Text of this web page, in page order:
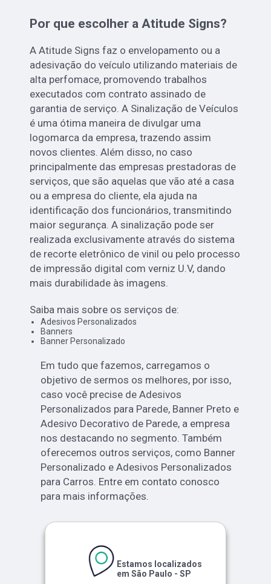
Por que escolher a Atitude Signs?
A Atitude Signs faz o envelopamento ou a
adesivação do veículo utilizando materiais de
alta perfomace, promovendo trabalhos
executados com contrato assinado de
garantia de serviço. A Sinalização de Veículos
é uma ótima maneira de divulgar uma
logomarca da empresa, trazendo assim
novos clientes. Além disso, no caso
principalmente das empresas prestadoras de
serviços, que são aquelas que vão até a casa
ou a empresa do cliente, ela ajuda na
identificação dos funcionários, transmitindo
maior segurança. A sinalização pode ser
realizada exclusivamente através do sistema
de recorte eletrônico de vinil ou pelo processo
de impressão digital com verniz U.V, dando
mais durabilidade às imagens.
Saiba mais sobre os serviços de:
Adesivos Personalizados
Banners
Banner Personalizado
Em tudo que fazemos, carregamos o
objetivo de sermos os melhores, por isso,
caso você precise de Adesivos
Personalizados para Parede, Banner Preto e
Adesivo Decorativo de Parede, a empresa
nos destacando no segmento. Também
oferecemos outros serviços, como Banner
Personalizado e Adesivos Personalizados
para Carros. Entre em contato conosco
para mais informações.
Estamos localizados
em São Paulo - SP